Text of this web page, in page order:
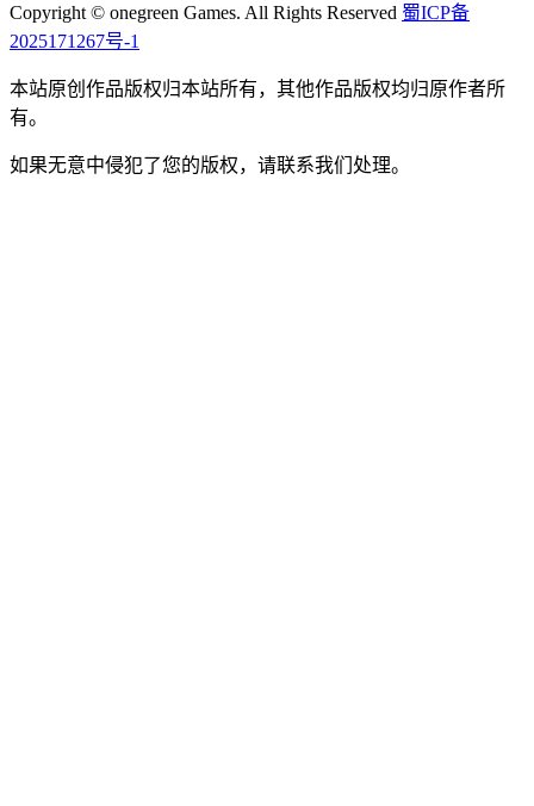
Copyright © onegreen Games. All Rights Reserved 蜀ICP备
2025171267号-1
本站原创作品版权归本站所有，其他作品版权均归原作者所
有。
如果无意中侵犯了您的版权，请联系我们处理。